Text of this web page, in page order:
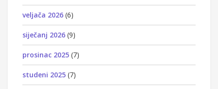
veljača 2026 (6)
siječanj 2026 (9)
prosinac 2025 (7)
studeni 2025 (7)